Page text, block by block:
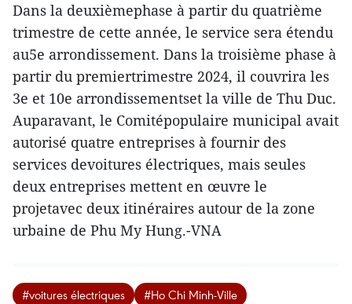
Dans la deuxièmephase à partir du quatrième
trimestre de cette année, le service sera étendu
au5e arrondissement. Dans la troisième phase à
partir du premiertrimestre 2024, il couvrira les
3e et 10e arrondissementset la ville de Thu Duc.
Auparavant, le Comitépopulaire municipal avait
autorisé quatre entreprises à fournir des
services devoitures électriques, mais seules
deux entreprises mettent en œuvre le
projetavec deux itinéraires autour de la zone
urbaine de Phu My Hung.-VNA
#voitures électriques #Ho Chi Minh-Ville